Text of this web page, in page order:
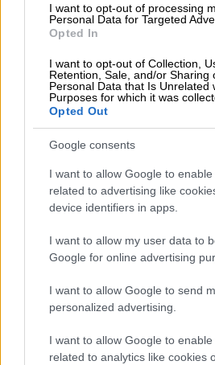
I want to opt-out of processing
Personal Data for Targeted
Opted In
I want to opt-out of Collection,
Retention, Sale, and/or Sharing
Personal Data that Is Unrelated
Purposes for which it was
Opted Out
Google consents
I want to allow Google to
related to advertising like
device identifiers in apps.
I want to allow my user data to
Google for online advertising
I want to allow Google to send
personalized advertising.
I want to allow Google to
related to analytics like cookies
Ελλάδα 08.02.2024 11:29
μεταξύ φοιτητών στα
την πορεία
Πληροφορίες για
ποιοι θα είναι στην